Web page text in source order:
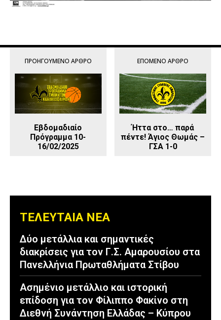
ΠΡΟΗΓΟΎΜΕΝΟ ΆΡΘΡΟ
Εβδομαδιαίο
Πρόγραμμα 10-
16/02/2025
ΕΠΌΜΕΝΟ ΆΡΘΡΟ
Ήττα στο… παρά
πέντε! Άγιος Θωμάς –
ΓΣΑ 1-0
ΤΕΛΕΥΤΑΙΑ ΝΕΑ
Δύο μετάλλια και σημαντικές
διακρίσεις για τον Γ.Σ. Αμαρουσίου στα
Πανελλήνια Πρωταθλήματα Στίβου
Ασημένιο μετάλλιο και ιστορική
επίδοση για τον Φίλιππο Φακίνο στη
Διεθνή Συνάντηση Ελλάδας – Κύπρου